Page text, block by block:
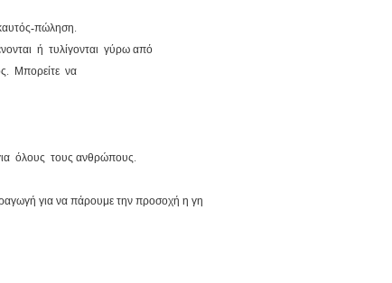
πώληση.
ή τυλίγονται γύρω από
Μπορείτε να
όλους τους ανθρώπους.
για να πάρουμε την προσοχή η γη